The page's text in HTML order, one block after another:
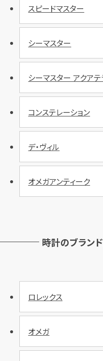
します
スピードマスター
シーマスター
シーマスター アクアテ
コンステレーション
デ・ヴィル
オメガアンティーク
時計のブラン
ロレックス
オメガ